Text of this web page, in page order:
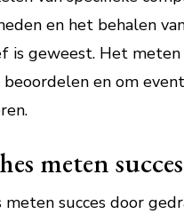
en het behalen
is geweest. Het meten
en om
meten
meten succes door